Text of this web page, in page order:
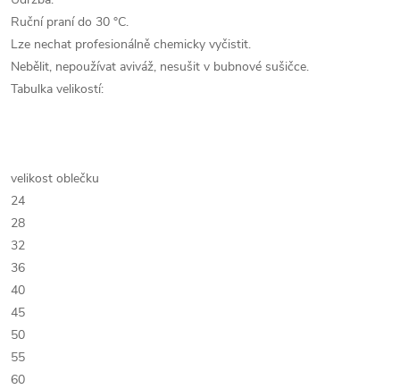
Ruční praní do 30 °C.
Lze nechat profesionálně chemicky vyčistit.
Nebělit, nepoužívat aviváž, nesušit v bubnové sušičce.
Tabulka velikostí:
velikost oblečku
24
28
32
36
40
45
50
55
60